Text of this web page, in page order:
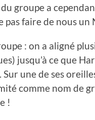
groupe a
faire de nous un
: on a aligné
jusqu’à ce que
une de ses
comme nom de
!